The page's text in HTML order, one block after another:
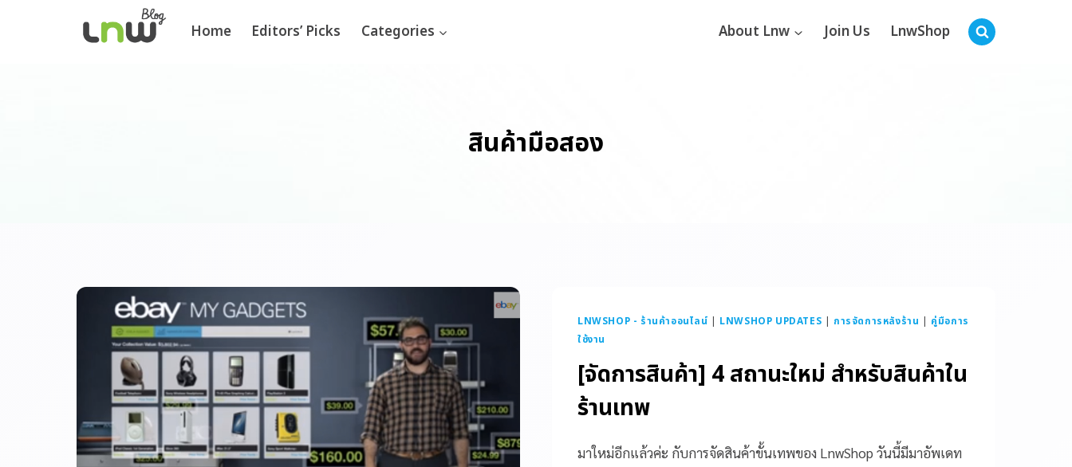
Home Editors’ Picks Categories About Lnw Join Us LnwShop
สินค้ามือสอง
LNWSHOP - ร้านค้าออนไลน์ | LNWSHOP UPDATES | การจัดการหลังร้าน | คู่มือการ
ใช้งาน
[จัดการสินค้า] 4 สถานะใหม่ สำหรับสินค้าใน
ร้านเทพ
มาใหม่อีกแล้วค่ะ กับการจัดสินค้าขั้นเทพของ LnwShop วันนี้มีมาอัพเดท